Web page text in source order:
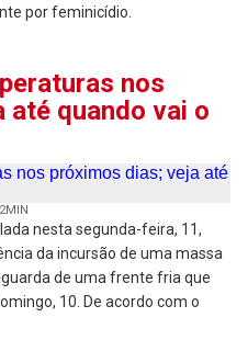
por feminicídio.
nos
até quando vai o
nesta segunda-feira, 11,
da incursão de uma massa
de uma frente fria que
10. De acordo com o